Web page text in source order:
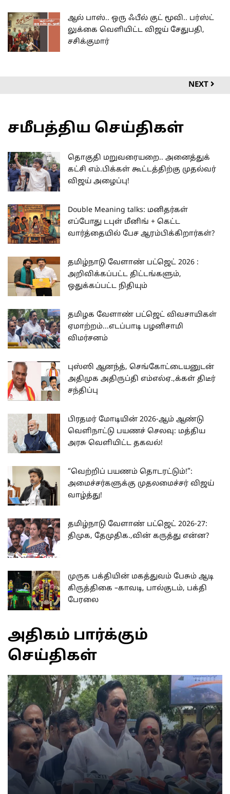
ஆல் பாஸ்.. ஒரு ஃபீல் குட் மூவி.. பர்ஸ்ட்
லுக்கை வெளியிட்ட விஜய் சேதுபதி,
சசிக்குமார்
NEXT
சமீபத்திய செய்திகள்
தொகுதி மறுவரையறை.. அனைத்துக்
கட்சி எம்.பிக்கள் கூட்டத்திற்கு முதல்வர்
விஜய் அழைப்பு!
Double Meaning talks: மனிதர்கள்
எப்போது டபுள் மீனிங் + கெட்ட
வார்த்தையில் பேச ஆரம்பிக்கிறார்கள்?
தமிழ்நாடு வேளாண் பட்ஜெட் 2026 :
அறிவிக்கப்பட்ட திட்டங்களும்,
ஒதுக்கப்பட்ட நிதியும்
தமிழக வேளாண் பட்ஜெட் விவசாயிகள்
ஏமாற்றம்...எடப்பாடி பழனிசாமி
விமர்சனம்
புஸ்ஸி ஆனந்த், செங்கோட்டையனுடன்
அதிமுக அதிருப்தி எம்எல்ஏ.,க்கள் திடீர்
சந்திப்பு
பிரதமர் மோடியின் 2026-ஆம் ஆண்டு
வெளிநாட்டு பயணச் செலவு: மத்திய
அரசு வெளியிட்ட தகவல்!
“வெற்றிப் பயணம் தொடரட்டும்!”:
அமைச்சர்களுக்கு முதலமைச்சர் விஜய்
வாழ்த்து!
தமிழ்நாடு வேளாண் பட்ஜெட் 2026-27:
திமுக, தேமுதிக.,வின் கருத்து என்ன?
முருக பக்தியின் மகத்துவம் பேசும் ஆடி
கிருத்திகை –காவடி, பால்குடம், பக்தி
பேரலை
அதிகம் பார்க்கும்
செய்திகள்